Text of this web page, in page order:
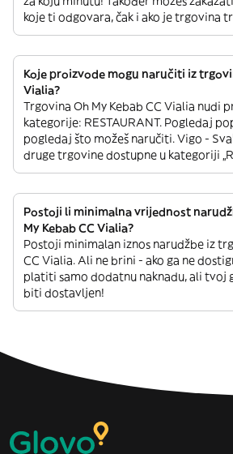
koje ti odgovara, čak i ako je trgovina
Koje proizvode mogu naručiti iz
Vialia?
Trgovina Oh My Kebab CC Vialia nudi
kategorije: RESTAURANT. Pogledaj
pogledaj što možeš naručiti. Vigo -
druge trgovine dostupne u kategoriji
Postoji li minimalna vrijednost
My Kebab CC Vialia?
Postoji minimalan iznos narudžbe iz
CC Vialia. Ali ne brini - ako ga ne
platiti samo dodatnu naknadu, ali tvoj
biti dostavljen!